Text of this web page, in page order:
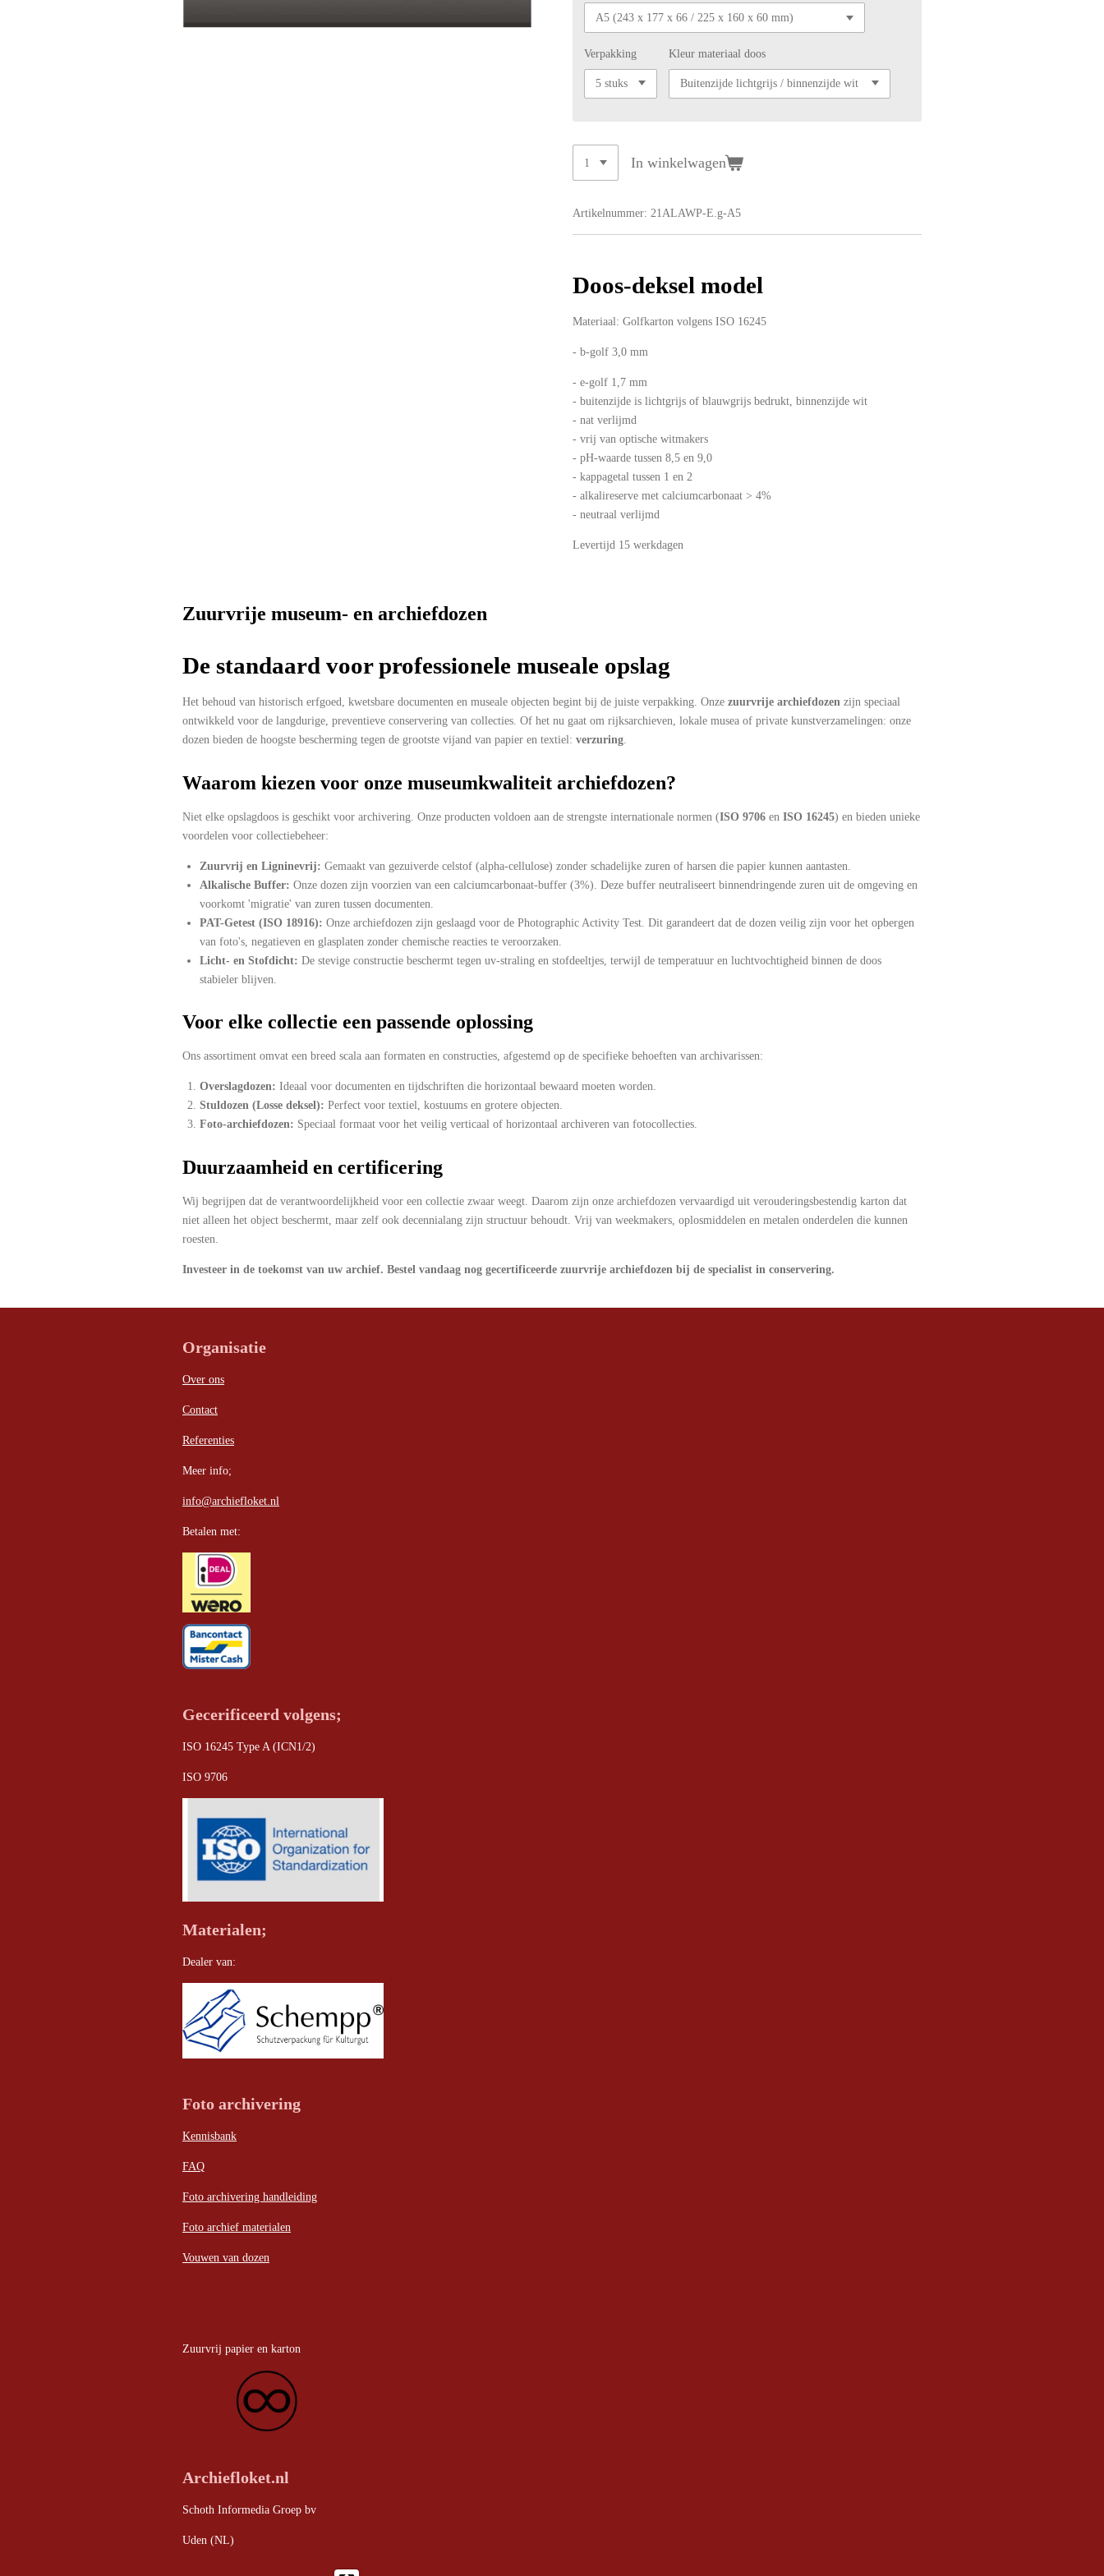
Verpakking Kleur materiaal doos
In winkelwagen
Artikelnummer: 21ALAWP-E.g-A5
Doos-deksel model
Materiaal: Golfkarton volgens ISO 16245
- b-golf 3,0 mm
- e-golf 1,7 mm
- buitenzijde is lichtgrijs of blauwgrijs bedrukt, binnenzijde wit
- nat verlijmd
- vrij van optische witmakers
- pH-waarde tussen 8,5 en 9,0
- kappagetal tussen 1 en 2
- alkalireserve met calciumcarbonaat > 4%
- neutraal verlijmd
Levertijd 15 werkdagen
Zuurvrije museum- en archiefdozen
De standaard voor professionele museale opslag
Het behoud van historisch erfgoed, kwetsbare documenten en museale objecten begint bij de juiste verpakking. Onze zuurvrije archiefdozen zijn speciaal
ontwikkeld voor de langdurige, preventieve conservering van collecties. Of het nu gaat om rijksarchieven, lokale musea of private kunstverzamelingen: onze
dozen bieden de hoogste bescherming tegen de grootste vijand van papier en textiel: verzuring.
Waarom kiezen voor onze museumkwaliteit archiefdozen?
Niet elke opslagdoos is geschikt voor archivering. Onze producten voldoen aan de strengste internationale normen (ISO 9706 en ISO 16245) en bieden unieke
voordelen voor collectiebeheer:
Zuurvrij en Ligninevrij: Gemaakt van gezuiverde celstof (alpha-cellulose) zonder schadelijke zuren of harsen die papier kunnen aantasten.
Alkalische Buffer: Onze dozen zijn voorzien van een calciumcarbonaat-buffer (3%). Deze buffer neutraliseert binnendringende zuren uit de omgeving en
voorkomt 'migratie' van zuren tussen documenten.
PAT-Getest (ISO 18916): Onze archiefdozen zijn geslaagd voor de Photographic Activity Test. Dit garandeert dat de dozen veilig zijn voor het opbergen
van foto's, negatieven en glasplaten zonder chemische reacties te veroorzaken.
Licht- en Stofdicht: De stevige constructie beschermt tegen uv-straling en stofdeeltjes, terwijl de temperatuur en luchtvochtigheid binnen de doos
stabieler blijven.
Voor elke collectie een passende oplossing
Ons assortiment omvat een breed scala aan formaten en constructies, afgestemd op de specifieke behoeften van archivarissen:
Overslagdozen: Ideaal voor documenten en tijdschriften die horizontaal bewaard moeten worden.
Stuldozen (Losse deksel): Perfect voor textiel, kostuums en grotere objecten.
Foto-archiefdozen: Speciaal formaat voor het veilig verticaal of horizontaal archiveren van fotocollecties.
Duurzaamheid en certificering
Wij begrijpen dat de verantwoordelijkheid voor een collectie zwaar weegt. Daarom zijn onze archiefdozen vervaardigd uit verouderingsbestendig karton dat
niet alleen het object beschermt, maar zelf ook decennialang zijn structuur behoudt. Vrij van weekmakers, oplosmiddelen en metalen onderdelen die kunnen
roesten.
Investeer in de toekomst van uw archief. Bestel vandaag nog gecertificeerde zuurvrije archiefdozen bij de specialist in conservering.
Organisatie
Over ons
Contact
Referenties
Meer info;
info@archiefloket.nl
Betalen met:
Gecerificeerd volgens;
ISO 16245 Type A (ICN1/2)
ISO 9706
Materialen;
Dealer van:
Foto archivering
Kennisbank
FAQ
Foto archivering handleiding
Foto archief materialen
Vouwen van dozen
Zuurvrij papier en karton
Archiefloket.nl
Schoth Informedia Groep bv
Uden (NL)